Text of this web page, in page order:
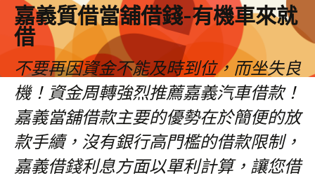
嘉義質借當舖借錢-有機車來就
借
不要再因資金不能及時到位，而坐失良
機！資金周轉強烈推薦嘉義汽車借款！
嘉義當舖借款主要的優勢在於簡便的放
款手續，沒有銀行高門檻的借款限制，
嘉義借錢利息方面以單利計算，讓您借